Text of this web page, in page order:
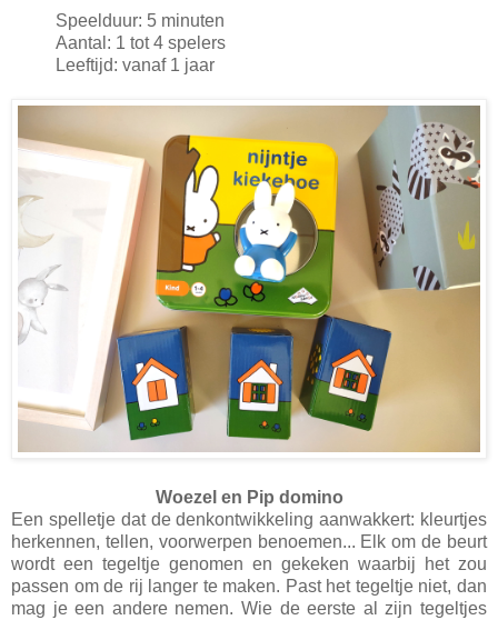
Speelduur: 5 minuten
Aantal: 1 tot 4 spelers
Leeftijd: vanaf 1 jaar
Woezel en Pip domino
Een spelletje dat de denkontwikkeling aanwakkert: kleurtjes
herkennen, tellen, voorwerpen benoemen... Elk om de beurt
wordt een tegeltje genomen en gekeken waarbij het zou
passen om de rij langer te maken. Past het tegeltje niet, dan
mag je een andere nemen. Wie de eerste al zijn tegeltjes